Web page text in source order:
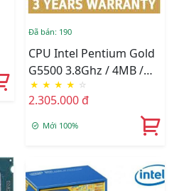
Đã bán: 190
CPU Intel Pentium Gold
G5500 3.8Ghz / 4MB /
Socket 1151 (Coffee Lake
)
★ ★ ★ ★ ☆
2.305.000 đ
Mới 100%